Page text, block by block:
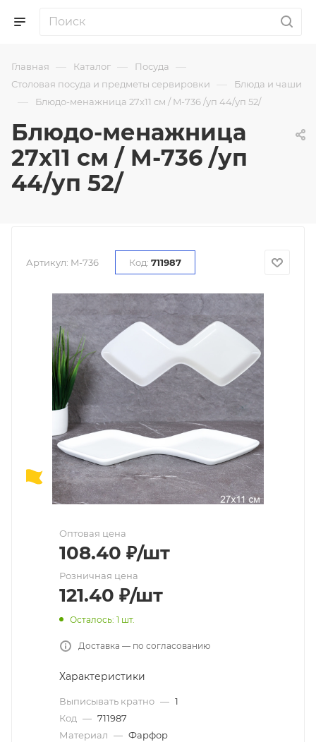
Главная — Каталог — Посуда —
Столовая посуда и предметы сервировки — Блюда и чаши
— Блюдо-менажница 27х11 см / M-736 /уп 44/уп 52/
Блюдо-менажница
27х11 см / M-736 /уп
44/уп 52/
Артикул: M-736 Код: 711987
Оптовая цена
108.40 ₽/шт
Розничная цена
121.40 ₽/шт
Осталось: 1 шт.
Доставка — по согласованию
Характеристики
Выписывать кратно — 1
Код — 711987
Материал — Фарфор